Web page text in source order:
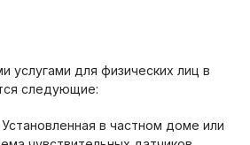
услугами для физических лиц в
следующие:
Установленная в частном доме или